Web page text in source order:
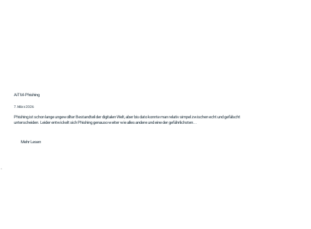
AiTM‑Phishing
7. März 2026
Phishing ist schon lange ungewollter Bestandteil der digitalen Welt, aber bis dato konnte man relativ simpel zwischen echt und gefälscht
unterscheiden. Leider entwickelt sich Phishing genauso weiter wie alles andere und eine der gefährlichsten...
Mehr Lesen